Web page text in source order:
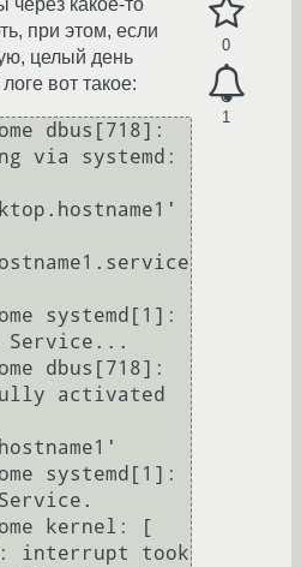
0
1
через какое-то
при этом, если
целый день
вот такое:
dbus[718]:
via systemd:
systemd[1]:
Service...
dbus[718]:
activated
systemd[1]:
kernel: [
interrupt took